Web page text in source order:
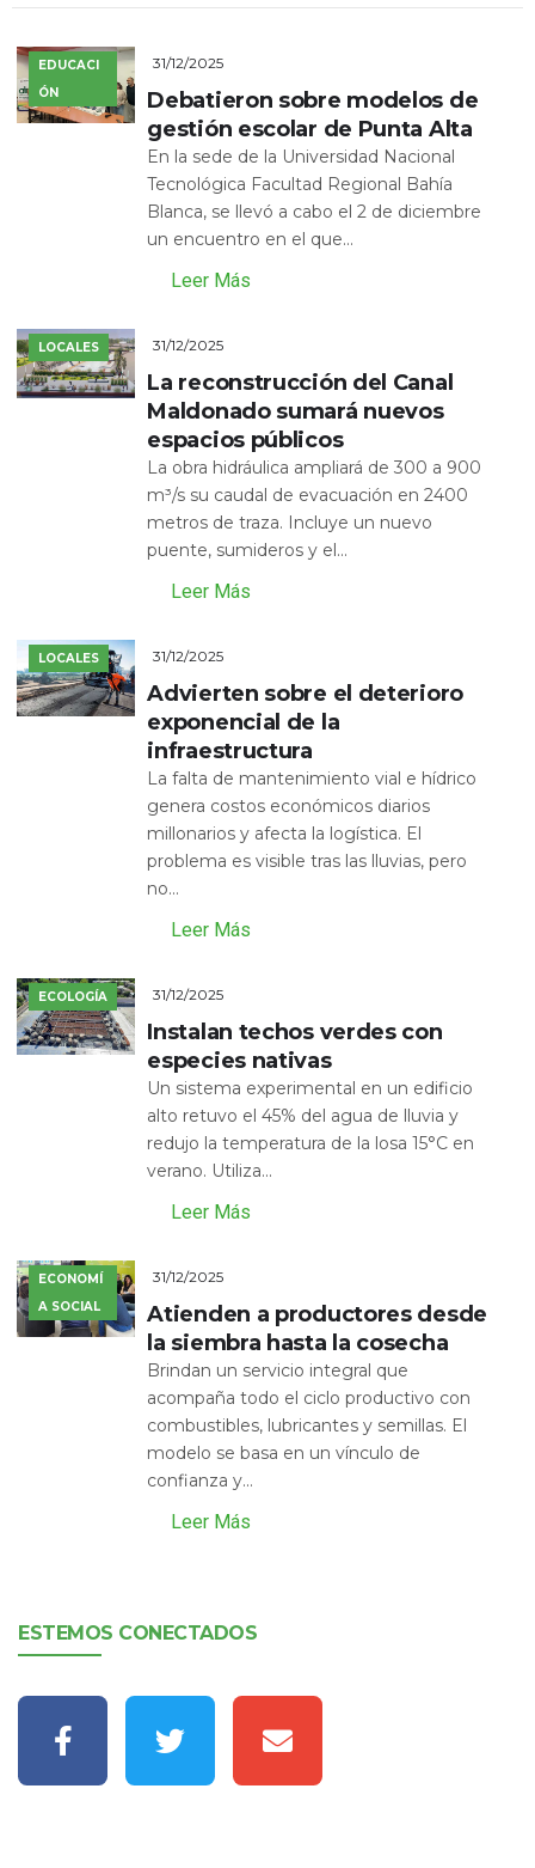
EDUCACI
ÓN
31/12/2025
Debatieron sobre modelos de
gestión escolar de Punta Alta
En la sede de la Universidad Nacional
Tecnológica Facultad Regional Bahía
Blanca, se llevó a cabo el 2 de diciembre
un encuentro en el que...
Leer Más
LOCALES 31/12/2025
La reconstrucción del Canal
Maldonado sumará nuevos
espacios públicos
La obra hidráulica ampliará de 300 a 900
m³/s su caudal de evacuación en 2400
metros de traza. Incluye un nuevo
puente, sumideros y el...
Leer Más
LOCALES 31/12/2025
Advierten sobre el deterioro
exponencial de la
infraestructura
La falta de mantenimiento vial e hídrico
genera costos económicos diarios
millonarios y afecta la logística. El
problema es visible tras las lluvias, pero
no...
Leer Más
ECOLOGÍA 31/12/2025
Instalan techos verdes con
especies nativas
Un sistema experimental en un edificio
alto retuvo el 45% del agua de lluvia y
redujo la temperatura de la losa 15°C en
verano. Utiliza...
Leer Más
ECONOMÍ
A SOCIAL
31/12/2025
Atienden a productores desde
la siembra hasta la cosecha
Brindan un servicio integral que
acompaña todo el ciclo productivo con
combustibles, lubricantes y semillas. El
modelo se basa en un vínculo de
confianza y...
Leer Más
ESTEMOS CONECTADOS